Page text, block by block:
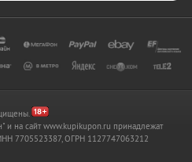
и на сайт www.kupikupon.ru принадлежат
7705523387, ОГРН 1127747063212